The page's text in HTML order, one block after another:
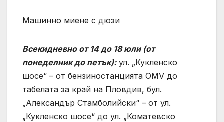
Машинно миене с дюзи
Всекидневно от 14 до 18 юли (от
понеделник до петък):ул. „Кукленско
шосе“ – от бензиностанцията OMV до
табелата за край на Пловдив, бул.
„Александър Стамболийски“ – от ул.
„Кукленско шосе“ до ул. „Коматевско